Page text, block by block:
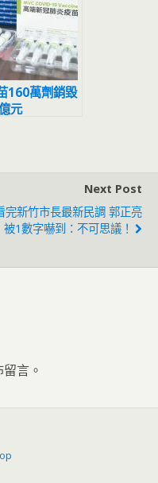
160萬劑銷毀
元
Next Post
完新竹市長最新民調 郭正亮
被1數字嚇到：不可思議！
言。